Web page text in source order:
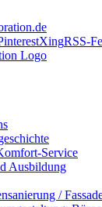
XingRSS-
Service
Ausbildung
/